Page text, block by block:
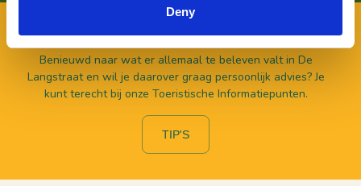
Deny
VOOR BEZOEKERS
Benieuwd naar wat er allemaal te beleven valt in De
Langstraat en wil je daarover graag persoonlijk advies? Je
kunt terecht bij onze Toeristische Informatiepunten.
TIP'S